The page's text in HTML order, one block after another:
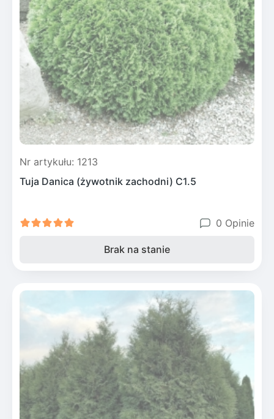
Nr artykułu: 1213
Tuja Danica (żywotnik zachodni) C1.5
0 Opinie
Brak na stanie